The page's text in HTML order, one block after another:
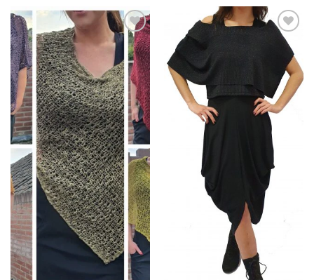
Toevoegen
aan
wenslijst
Toevoegen
wenslijst